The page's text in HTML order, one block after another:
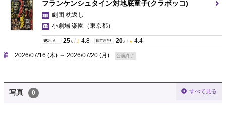
フランケンシュタイン対地底童子(クラボッコ)
劇団 枕返し
小劇場 楽園 （東京都）
25 人 / 4.8 20 人 / 4.4
2026/07/16 (木) ～ 2026/07/20 (月) 公演終了
写真 0 すべて見る